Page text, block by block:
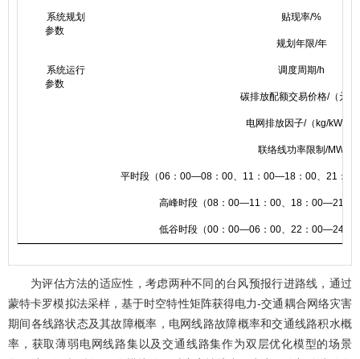
系统规划
参数
贴现率/%
规划年限/年
系统运行
参数
调度周期/h
碳排放配额交易价格/（元/t
电网排放因子/（kg/kWh）
联络线功率限制/MW
平时段（06：00—08：00、11：00—18：00、21：
高峰时段（08：00—11：00、18：00—21：
低谷时段（00：00—06：00、22：00—24：
为评估方法的适应性，考虑两种不同的台风预报行进路线，通过
蒙特卡罗模拟法采样，基于时空特性矩阵获得电力-交通耦合网络灾害
期间各线路状态及其故障概率，电网线路故障概率和交通线路积水概
率，获取薄弱电网线路集以及交通线路集作为双层优化模型的场景